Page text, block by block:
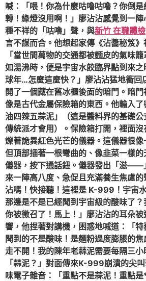
喊：「喂！你為什麼咕嚕咕嚕？你倒
轉！綠燈沒用啊！」廖沾沾感覺到一
種不祥的「咕嚕」聲，與新竹 在職體檢
言不謀而合。他想起家傳《沾醬秘笈》
「當世間萬物的交通都被麵皮的氣味
如湯沸時，便是宇宙水餃臨界點到來
球年…怎麼這麼快？」廖沾沾猛地衝回
開了一個藏在舊冰櫃後面的暗門。暗門
像是古代金屬保險箱的東西。他輸入
油四辣五蒜泥」（這是醬料界的基礎
傳統派才會用）。保險箱打開，裡面
爍著詭異紅色光芒的儀器。這儀器很像
但頂部插著一根彎曲的、像韭菜一樣
儀器，按下通話鈕。儀器發出「滋——
來一陣高八度、急促且充滿養生焦慮
沾嗎！快接聽！這裡是 K-999！宇宙
那邊是不是已經聞到宇宙級的酸味了？
你被徵召了！馬上！」廖沾沾的耳朵
響，他捏著對講機，困惑地喊道：「
聞到的不是酸味！是麵粉過度膨脹的
走不開！我的陳年老蒜泥需要每隔三小
「蒜泥？」對面傳來K-999崩潰的尖
味電子雜音：「重點不是蒜泥！重點